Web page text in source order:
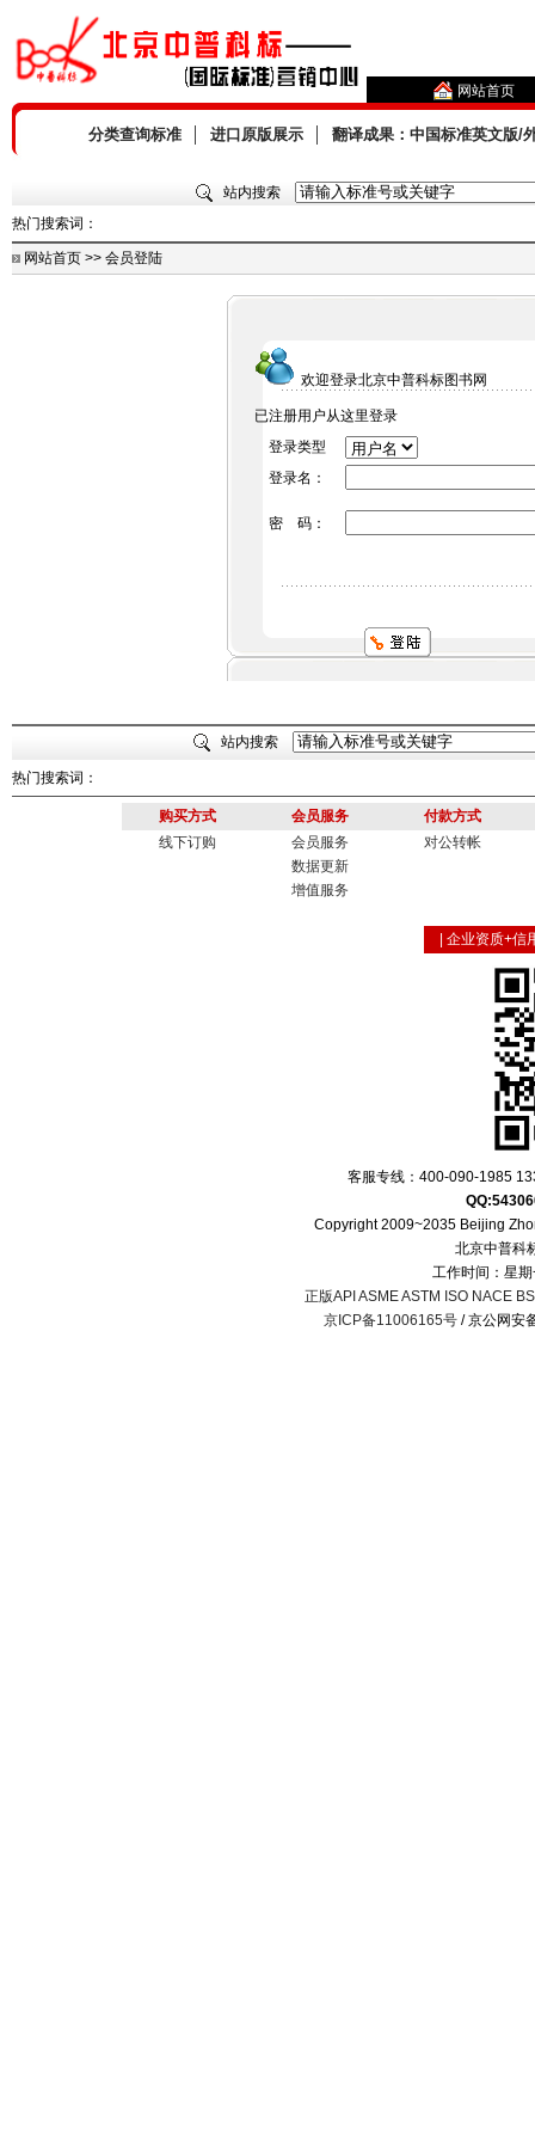
网站首页
分类查询标准 进口原版展示 翻译成果：中国标准英文版/
站内搜索
热门搜索词：
网站首页 >> 会员登陆
欢迎登录北京中普科标图书网
已注册用户从这里登录
登录类型
登录名：
密 码：
站内搜索
热门搜索词：
购买方式
线下订购
会员服务
会员服务
数据更新
增值服务
付款方式
对公转帐
企业资质+信
客服专线：400-090-1985
Copyright 2009~2035 Beijing
北京中普科
工作时间：星
正版API ASME ASTM ISO NACE
京ICP备11006165号 / 京公网安